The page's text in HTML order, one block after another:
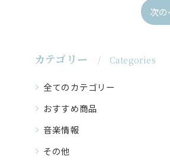
次
カテゴリー Categories
全てのカテゴリー
おすすめ商品
音楽情報
その他